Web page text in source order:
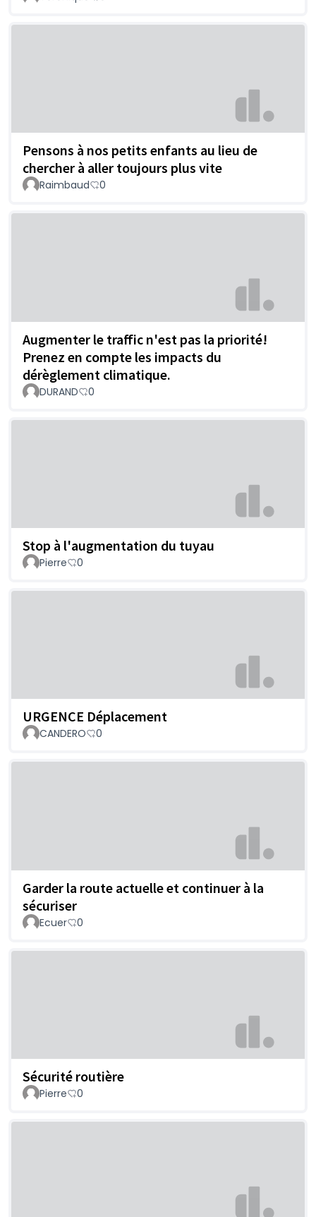
Pensons à nos petits enfants au lieu de
chercher à aller toujours plus vite
Raimbaud 0
Augmenter le traffic n'est pas la priorité!
Prenez en compte les impacts du
dérèglement climatique.
DURAND 0
Stop à l'augmentation du tuyau
Pierre 0
URGENCE Déplacement
CANDERO 0
Garder la route actuelle et continuer à la
sécuriser
Ecuer 0
Sécurité routière
Pierre 0